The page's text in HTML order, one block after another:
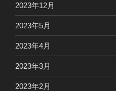
2023年12月
2023年5月
2023年4月
2023年3月
2023年2月